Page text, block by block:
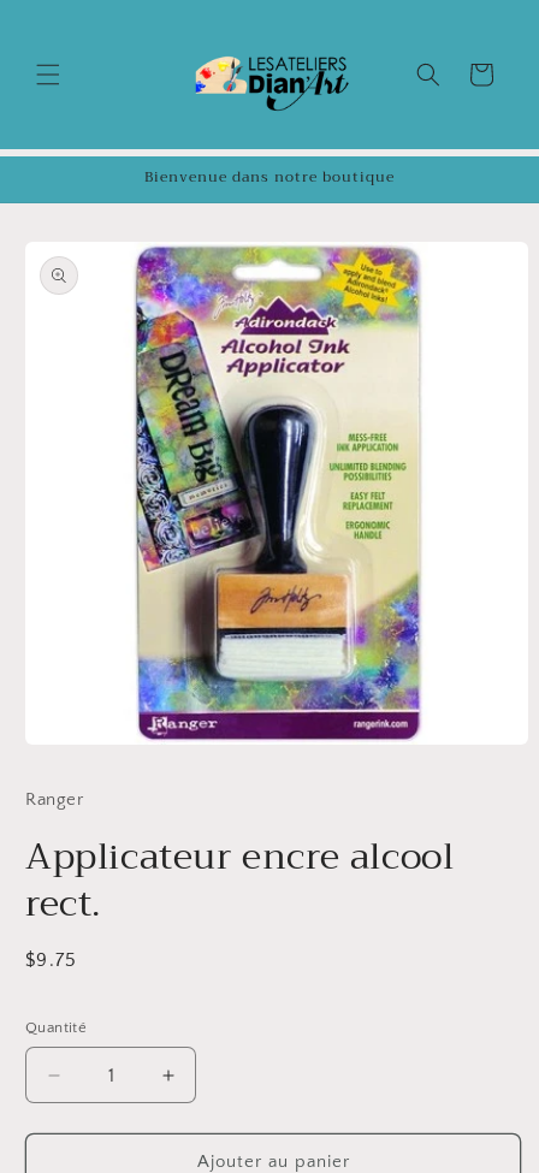
contenu
Panier
Bienvenue dans notre boutique
informations
produits
média
1
une
fenêtre
modale
Ranger
Applicateur encre alcool
rect.
Prix
$9.75
Quantité
Réduire
la
quantité
Augmenter
la
quantité
Ajouter au panier